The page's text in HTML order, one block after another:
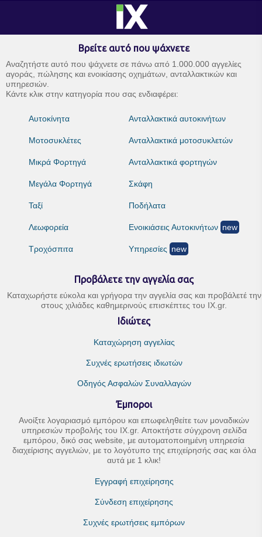
Βρείτε αυτό που ψάχνετε
Αναζητήστε αυτό που ψάχνετε σε πάνω από 1.000.000 αγγελίες
αγοράς, πώλησης και ενοικίασης οχημάτων, ανταλλακτικών και
υπηρεσιών.
Κάντε κλικ στην κατηγορία που σας ενδιαφέρει:
Αυτοκίνητα
Μοτοσυκλέτες
Μικρά Φορτηγά
Μεγάλα Φορτηγά
Ταξί
Λεωφορεία
Τροχόσπιτα
Ανταλλακτικά αυτοκινήτων
Ανταλλακτικά μοτοσυκλετών
Ανταλλακτικά φορτηγών
Σκάφη
Ποδήλατα
Ενοικιάσεις Αυτοκινήτων new
Υπηρεσίες new
Προβάλετε την αγγελία σας
Καταχωρήστε εύκολα και γρήγορα την αγγελία σας και προβάλετέ την
στους χιλιάδες καθημερινούς επισκέπτες του IX.gr.
Ιδιώτες
Καταχώρηση αγγελίας
Συχνές ερωτήσεις ιδιωτών
Οδηγός Ασφαλών Συναλλαγών
Έμποροι
Ανοίξτε λογαριασμό εμπόρου και επωφεληθείτε των μοναδικών
υπηρεσιών προβολής του IX.gr. Αποκτήστε σύγχρονη σελίδα
εμπόρου, δικό σας website, με αυτοματοποιημένη υπηρεσία
διαχείρισης αγγελιών, με το λογότυπο της επιχείρησής σας και όλα
αυτά με 1 κλικ!
Εγγραφή επιχείρησης
Σύνδεση επιχείρησης
Συχνές ερωτήσεις εμπόρων